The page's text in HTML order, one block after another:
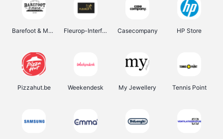
Barefoot & More Fleurop-Interflora Casecompany HP Store
Pizzahut.be Weekendesk My Jewellery Tennis Point